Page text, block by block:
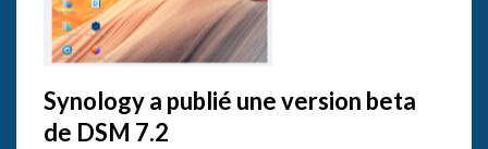
Synology a publié une version beta
de DSM 7.2